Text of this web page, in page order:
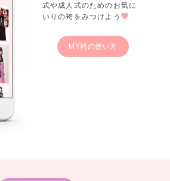
式や成人式のためのお気に
いりの袴をみつけよう
MY袴の使い方